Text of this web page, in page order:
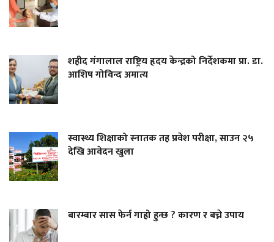
शहीद गंगालाल राष्ट्रिय हृदय केन्द्रको निर्देशकमा प्रा. डा.
आशिष गोविन्द अमात्य
स्वास्थ्य शिक्षाको स्नातक तह प्रवेश परीक्षा, साउन २५
देखि आवेदन खुला
बारम्बार सास फेर्न गाह्रो हुन्छ ? कारण र बच्ने उपाय